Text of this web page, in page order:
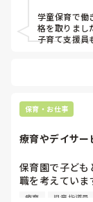
学童保育で働
格を取りまし
子育て支援員
保育・お仕事
療育やデイサー
保育園で子ど
職を考えていま
がありますが
療育 児童指導員